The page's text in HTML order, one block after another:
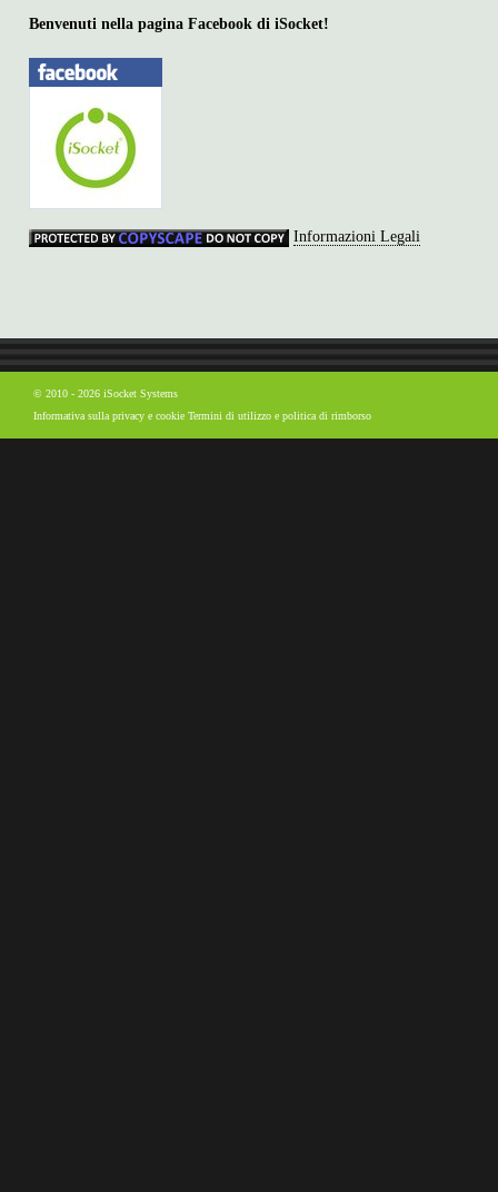
Benvenuti nella pagina Facebook di iSocket!
Informazioni Legali
© 2010 - 2026 iSocket Systems
Informativa sulla privacy e cookie Termini di utilizzo e politica di rimborso